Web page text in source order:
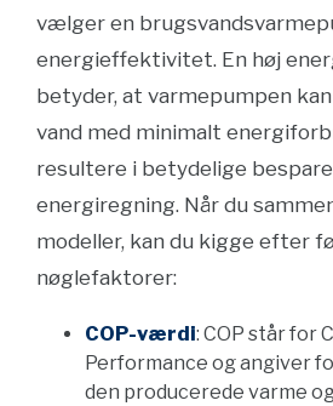
vælger en
energieffektivitet. En høj
betyder, at varmepumpen
vand med minimalt
resultere i betydelige
energiregning. Når du
modeller, kan du kigge efter
nøglefaktorer:
COP-værdi: COP står for
Performance og angiver
den producerede varme